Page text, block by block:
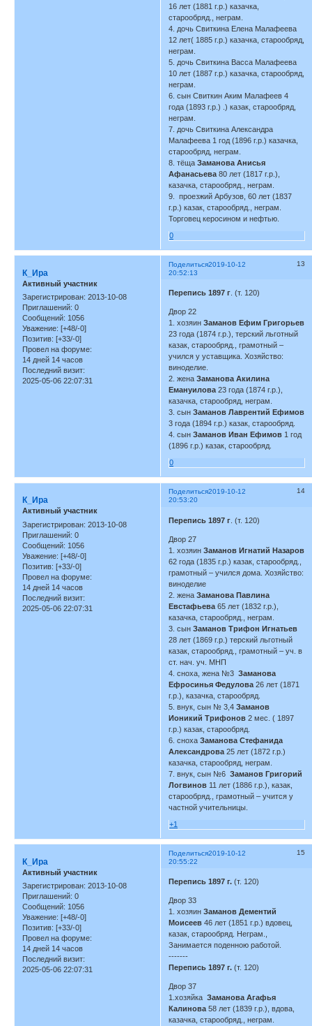
16 лет (1881 г.р.) казачка,
старообряд., неграм.
4. дочь Свиткина Елена Малафеева
12 лет( 1885 г.р.) казачка, старообряд,
неграм.
5. дочь Свиткина Васса Малафеева
10 лет (1887 г.р.) казачка, старообряд,
неграм.
6. сын Свиткин Аким Малафеев 4
года (1893 г.р.) .) казак, старообряд,
неграм.
7. дочь Свиткина Александра
Малафеева 1 год (1896 г.р.) казачка,
старообряд, неграм.
8. тёща Заманова Анисья
Афанасьева80 лет (1817 г.р.),
казачка, старообряд., неграм.
9. проезжий Арбузов, 60 лет (1837
г.р.) казак, старообряд., неграм.
Торговец керосином и нефтью.
0
Поделиться 13
2019-10-12
20:52:13
К_Ира
Активный участник
Зарегистрирован: 2013-10-08
Приглашений: 0
Сообщений: 1056
Уважение: [+48/-0]
Позитив: [+33/-0]
Провел на форуме:
14 дней 14 часов
Последний визит:
2025-05-06 22:07:31
Перепись 1897 г . (т. 120)
Двор 22
1. хозяин Заманов Ефим Григорьев
23 года (1874 г.р.), терский льготный
казак, старообряд., грамотный –
учился у уставщика. Хозяйство:
виноделие.
2. женаЗаманова Акилина
Емануилова 23 года (1874 г.р.),
казачка, старообряд, неграм.
3. сынЗаманов Лаврентий Ефимов
3 года (1894 г.р.) казак, старообряд.
4. сынЗаманов Иван Ефимов 1 год
(1896 г.р.) казак, старообряд.
0
Поделиться 14
2019-10-12
20:53:20
К_Ира
Активный участник
Зарегистрирован: 2013-10-08
Приглашений: 0
Сообщений: 1056
Уважение: [+48/-0]
Позитив: [+33/-0]
Провел на форуме:
14 дней 14 часов
Последний визит:
2025-05-06 22:07:31
Перепись 1897 г . (т. 120)
Двор 27
1. хозяинЗаманов Игнатий Назаров
62 года (1835 г.р.) казак, старообряд.,
грамотный – учился дома. Хозяйство:
виноделие
2. женаЗаманова Павлина
Евстафьева 65 лет (1832 г.р.),
казачка, старообряд., неграм.
3. сынЗаманов Трифон Игнатьев
28 лет (1869 г.р.) терский льготный
казак, старообряд., грамотный – уч. в
ст. нач. уч. МНП
4. сноха, жена №3Заманова
Ефросинья Федулова 26 лет (1871
г.р.), казачка, старообряд.
5. внук, сын № 3,4Заманов
Ионикий Трифонов2 мес. ( 1897
г.р.) казак, старообряд.
6. снохаЗаманова Стефанида
Александрова 25 лет (1872 г.р.)
казачка, старообряд, неграм.
7. внук, сын №6Заманов Григорий
Логвинов 11 лет (1886 г.р.), казак,
старообряд., грамотный – учится у
частной учительницы.
+1
Поделиться 15
2019-10-12
20:55:22
К_Ира
Активный участник
Зарегистрирован: 2013-10-08
Приглашений: 0
Сообщений: 1056
Уважение: [+48/-0]
Позитив: [+33/-0]
Провел на форуме:
14 дней 14 часов
Последний визит:
2025-05-06 22:07:31
Перепись 1897 г.(т. 120)
Двор 33
1. хозяинЗаманов Дементий
Моисеев 46 лет (1851 г.р.) вдовец,
казак, старообряд. Неграм.,
Занимается поденною работой.
-------
Перепись 1897 г. (т. 120)
Двор 37
1.хозяйкаЗаманова Агафья
Калинова 58 лет (1839 г.р.), вдова,
казачка, старообряд., неграм.